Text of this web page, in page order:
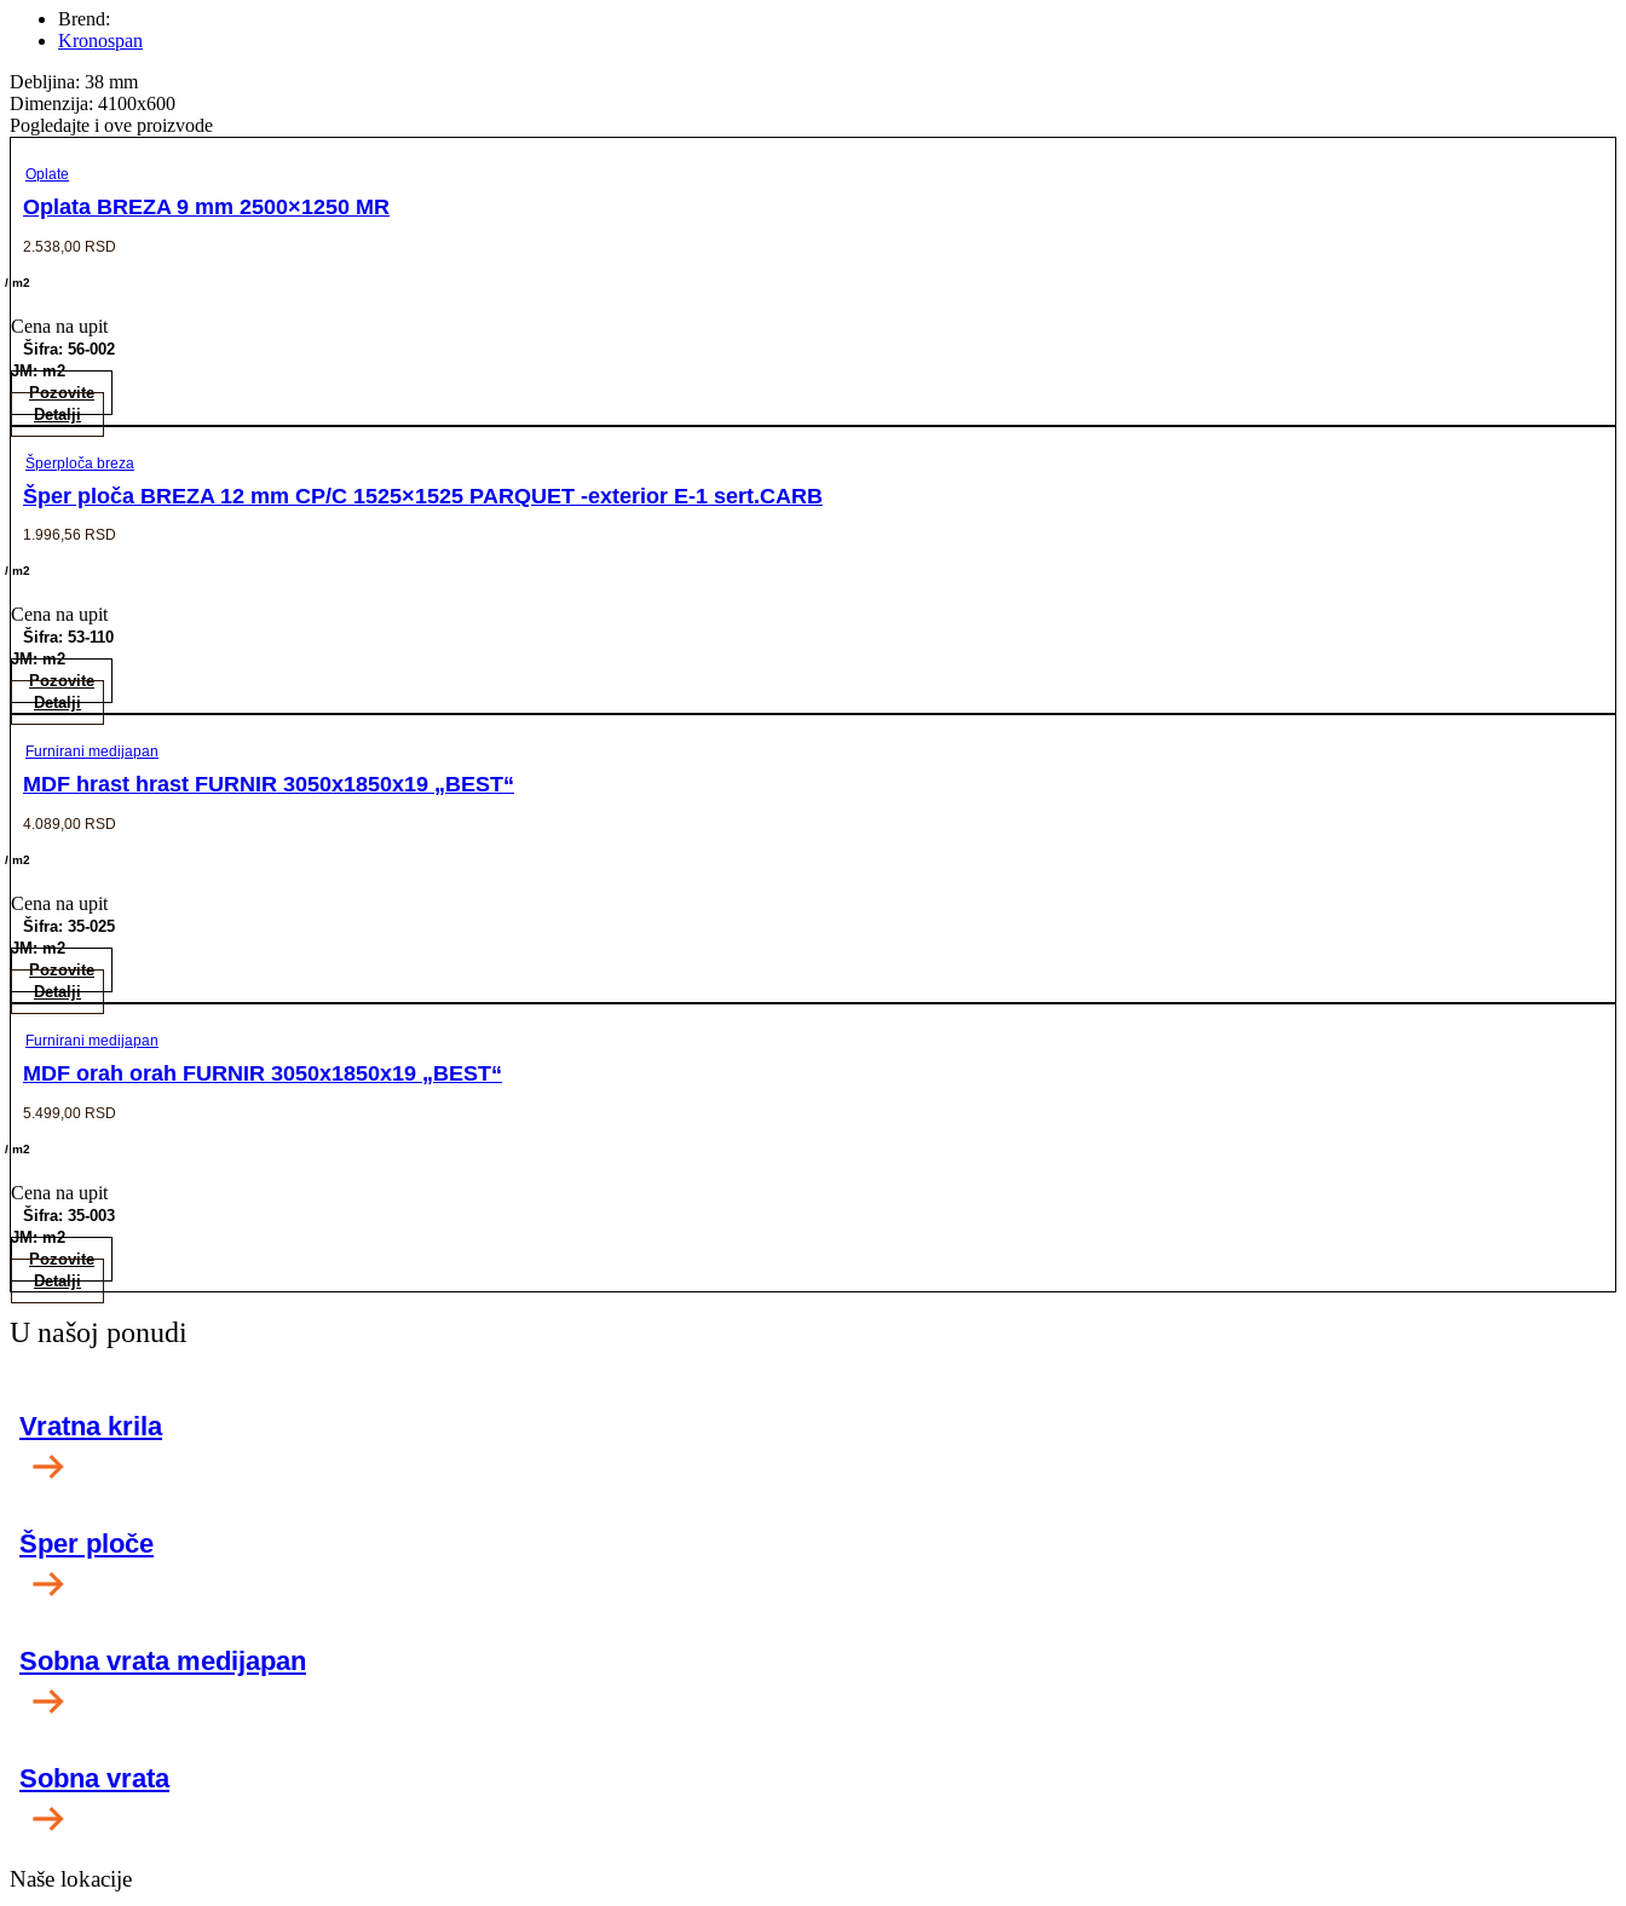
Brend:
Kronospan
Debljina: 38 mm
Dimenzija: 4100x600
Pogledajte i ove proizvode
Oplate
Oplata BREZA 9 mm 2500×1250 MR
2.538,00 RSD
/ m2
Cena na upit
Šifra: 56-002
JM: m2
Pozovite
Detalji
Šperploča breza
Šper ploča BREZA 12 mm CP/C 1525×1525 PARQUET -exterior E-1 sert.CARB
1.996,56 RSD
/ m2
Cena na upit
Šifra: 53-110
JM: m2
Pozovite
Detalji
Furnirani medijapan
MDF hrast hrast FURNIR 3050x1850x19 „BEST“
4.089,00 RSD
/ m2
Cena na upit
Šifra: 35-025
JM: m2
Pozovite
Detalji
Furnirani medijapan
MDF orah orah FURNIR 3050x1850x19 „BEST“
5.499,00 RSD
/ m2
Cena na upit
Šifra: 35-003
JM: m2
Pozovite
Detalji
U našoj ponudi
Vratna krila
Šper ploče
Sobna vrata medijapan
Sobna vrata
Naše lokacije